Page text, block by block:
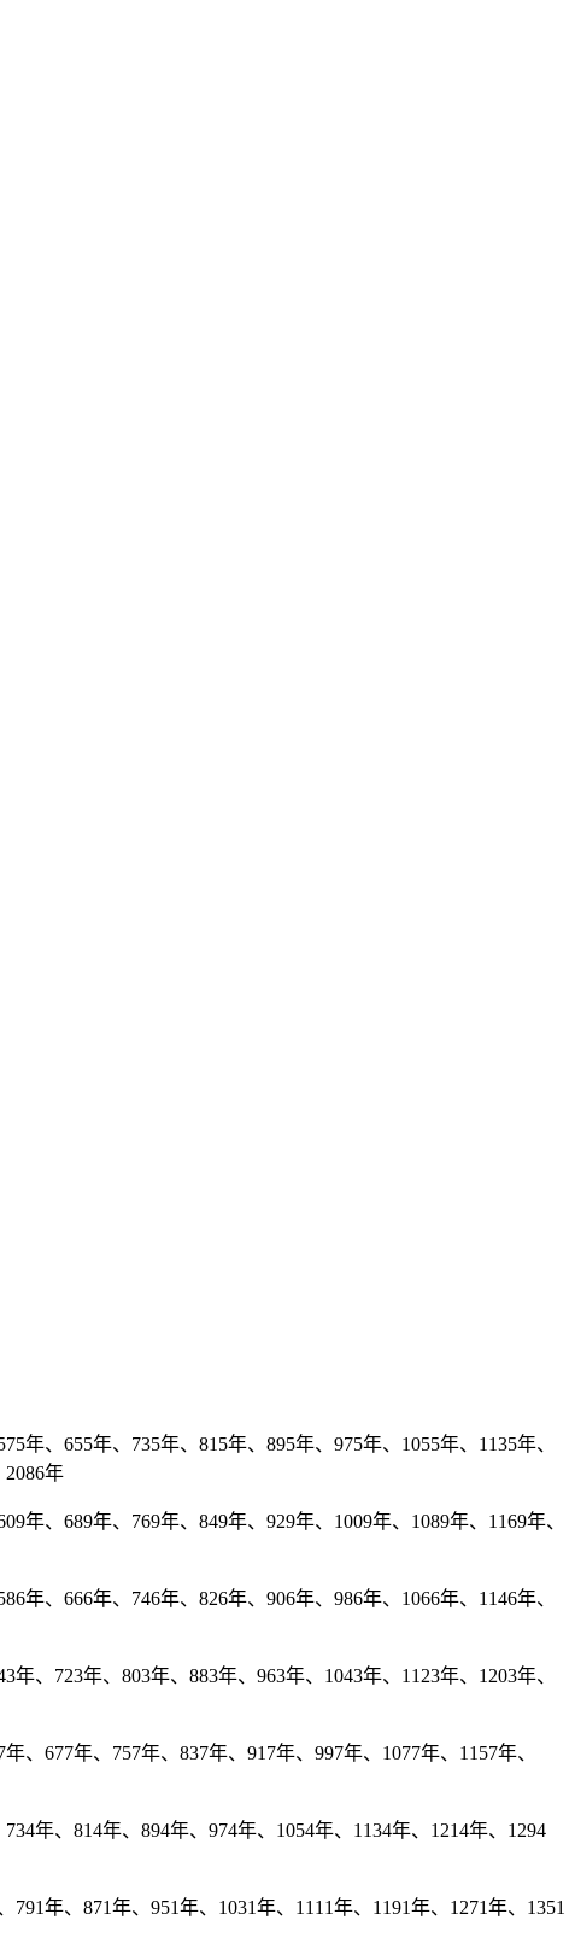
年、655年、735年、815年、895年、975年、1055年、1135年、
年
年、689年、769年、849年、929年、1009年、1089年、1169年、
年、666年、746年、826年、906年、986年、1066年、1146年、
、723年、803年、883年、963年、1043年、1123年、1203年、
、677年、757年、837年、917年、997年、1077年、1157年、
年、814年、894年、974年、1054年、1134年、1214年、1294
年、871年、951年、1031年、1111年、1191年、1271年、1351